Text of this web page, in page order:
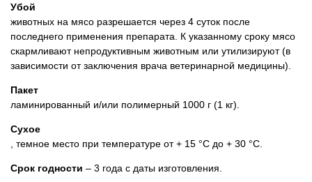
Убой
животных на мясо разрешается через 4 суток после
последнего применения препарата. К указанному сроку мясо
скармливают непродуктивным животным или утилизируют (в
зависимости от заключения врача ветеринарной медицины).
Пакет
ламинированный и/или полимерный 1000 г (1 кг).
Сухое
, темное место при температуре от + 15 °С до + 30 °С.
Срок годности – 3 года с даты изготовления.